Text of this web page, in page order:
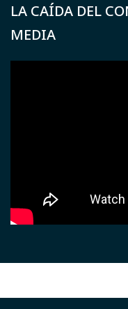
LA CAÍDA DEL
MEDIA